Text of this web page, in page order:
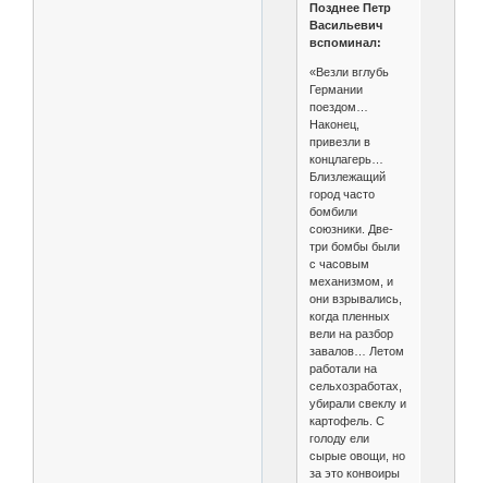
Позднее Петр
Васильевич
вспоминал:
«Везли вглубь
Германии
поездом…
Наконец,
привезли в
концлагерь…
Близлежащий
город часто
бомбили
союзники. Две-
три бомбы были
с часовым
механизмом, и
они взрывались,
когда пленных
вели на разбор
завалов… Летом
работали на
сельхозработах,
убирали свеклу и
картофель. С
голоду ели
сырые овощи, но
за это конвоиры